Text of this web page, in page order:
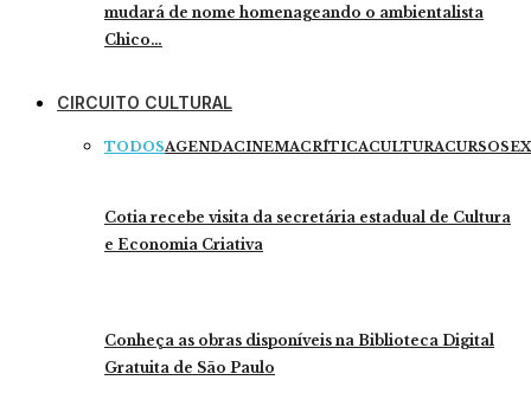
mudará de nome homenageando o ambientalista
Chico…
CIRCUITO CULTURAL
TODOSAGENDACINEMACRÍTICACULTURACURSOS
Cotia recebe visita da secretária estadual de Cultura
e Economia Criativa
Conheça as obras disponíveis na Biblioteca Digital
Gratuita de São Paulo